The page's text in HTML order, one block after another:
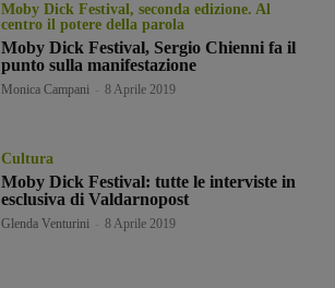
Moby Dick Festival, seconda edizione. Al
centro il potere della parola
Moby Dick Festival, Sergio Chienni fa il
punto sulla manifestazione
Monica Campani 8 Aprile 2019
Cultura
Moby Dick Festival: tutte le interviste in
esclusiva di Valdarnopost
Glenda Venturini 8 Aprile 2019